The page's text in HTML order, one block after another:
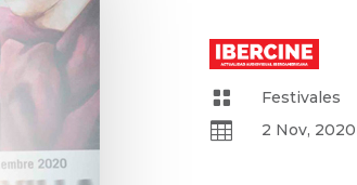
 Festivales
 2 Nov, 2020